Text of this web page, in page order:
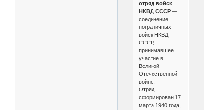
отряд войск
НКВД СССР—
соединение
пограничных
войск НКВД
СССР,
принимавшее
участие в
Великой
Отечественной
войне.
Отряд
сформирован 17
марта 1940 года,